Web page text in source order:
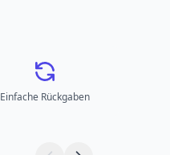
Einfache Rückgaben